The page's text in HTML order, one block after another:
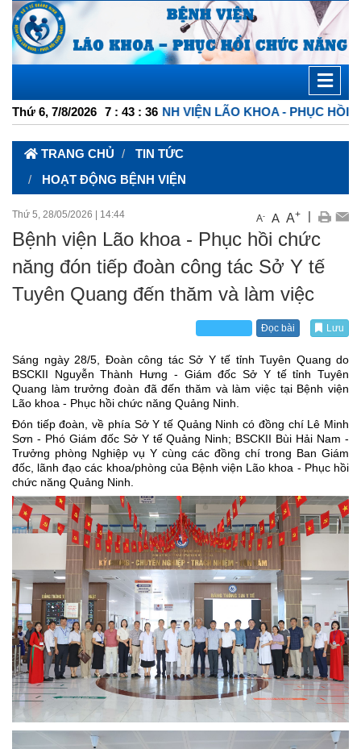
Thứ 6, 7/8/2026 7 : 43 : 38
HỢP BỆNH VIỆN LÃO KHOA - PHỤC HỒI CHỨC NĂNG
TRANG CHỦ
TIN TỨC
HOẠT ĐỘNG BỆNH VIỆN
Thứ 5, 28/05/2026 14:44 A- A A+ |
Bệnh viện Lão khoa - Phục hồi chức
năng đón tiếp đoàn công tác Sở Y tế
Tuyên Quang đến thăm và làm việc
Đọc bài Lưu
Sáng ngày 28/5, Đoàn công tác Sở Y tế tỉnh Tuyên Quang do
BSCKII Nguyễn Thành Hưng - Giám đốc Sở Y tế tỉnh Tuyên
Quang làm trưởng đoàn đã đến thăm và làm việc tại Bệnh viện
Lão khoa - Phục hồi chức năng Quảng Ninh.
Đón tiếp đoàn, về phía Sở Y tế Quảng Ninh có đồng chí Lê Minh
Sơn - Phó Giám đốc Sở Y tế Quảng Ninh; BSCKII Bùi Hải Nam -
Trưởng phòng Nghiệp vụ Y cùng các đồng chí trong Ban Giám
đốc, lãnh đạo các khoa/phòng của Bệnh viện Lão khoa - Phục hồi
chức năng Quảng Ninh.